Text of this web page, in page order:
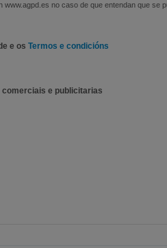
no caso de que entendan que se
e os Termos e condicións
e publicitarias